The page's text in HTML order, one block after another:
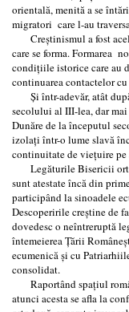
orientală, menită a se
migratori care l-au
Creştinismul a fost acel
care se forma. Formarea
condiţiile istorice care au
continuarea contactelor
Şi într-adevăr, atât
secolului al III-lea, dar
Dunăre de la începutul
izolaţi într-o lume slavă
continuitate de vieţuire pe
Legăturile Bisericii
sunt atestate încă din
participând la sinoadele
Descoperirile creştine de
dovedesc o neîntreruptă
întemeierea Ţării
ecumenică şi cu
consolidat.
Raportând spaţiul
atunci acesta se afla la